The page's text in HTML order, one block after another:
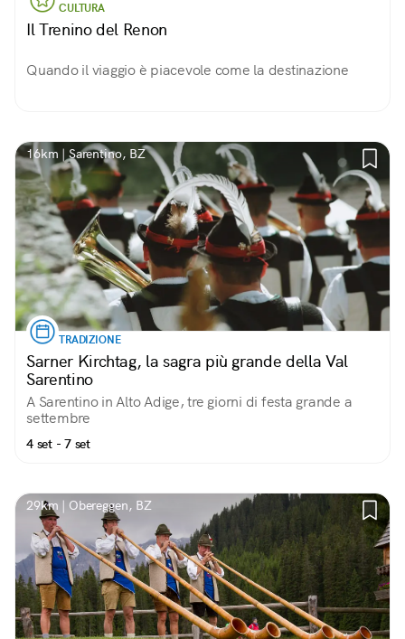
CULTURA
Il Trenino del Renon
Quando il viaggio è piacevole come la destinazione
16km | Sarentino, BZ
TRADIZIONE
Sarner Kirchtag, la sagra più grande della Val
Sarentino
A Sarentino in Alto Adige, tre giorni di festa grande a
settembre
4 set - 7 set
29km | Obereggen, BZ